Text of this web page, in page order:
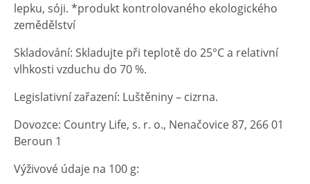
lepku, sóji. *produkt kontrolovaného ekologického
zemědělství
Skladování: Skladujte při teplotě do 25°C a relativní
vlhkosti vzduchu do 70 %.
Legislativní zařazení: Luštěniny – cizrna.
Dovozce: Country Life, s. r. o., Nenačovice 87, 266 01
Beroun 1
Výživové údaje na 100 g: